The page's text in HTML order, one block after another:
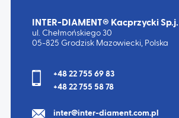
INTER-DIAMENT® Kacprzycki Sp.j.
ul. Chełmońskiego 30
05-825 Grodzisk Mazowiecki, Polska
+48 22 755 69 83
+48 22 755 58 78
inter@inter-diament.com.pl